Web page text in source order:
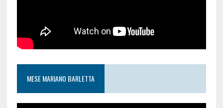
MESE MARIANO BARLETTA